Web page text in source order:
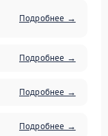
Подробнее →
Подробнее →
Подробнее →
Подробнее →